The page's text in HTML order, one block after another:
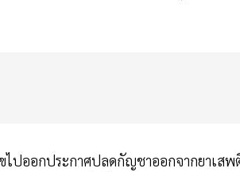
ไปออกประกาศปลดกัญชาออกจากยาเสพ